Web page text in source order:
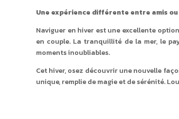
Une expérience différente entre amis
Naviguer en hiver est une excellente
en couple. La tranquillité de la mer, le
moments inoubliables.
Cet hiver, osez découvrir une nouvelle
unique, remplie de magie et de sérénité.